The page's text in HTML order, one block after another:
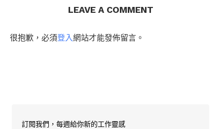
LEAVE A COMMENT
很抱歉，必須登入網站才能發佈留言。
訂閱我們，每週給你新的工作靈感